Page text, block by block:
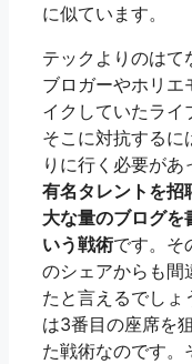
に似ています。
テックよりのはて
ブロガーやホリエ
イクしていたライ
そこに対抗するに
りに行く必要があ
有名タレントを招
大な量のブログを
いう戦術です。そ
のシェアからも間
たと言えるでしょ
は3番目の座席を
た戦術なのです。